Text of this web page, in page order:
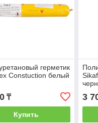
герметик
Constuction белый
₸
Купить
3